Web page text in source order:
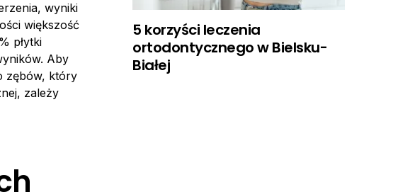
wyniki
większość
płytki
Aby
zębów, który
zależy
5 korzyści leczenia
ortodontycznego w Bielsku-
Białej